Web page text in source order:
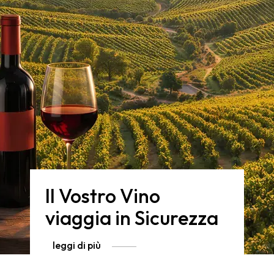
Il Vostro Vino
viaggia in Sicurezza
leggi di più